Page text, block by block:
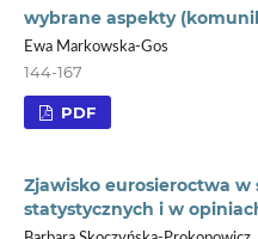
wybrane aspekty
Ewa Markowska-Gos
144-167
PDF
Zjawisko eurosieroctwa w
statystycznych i w